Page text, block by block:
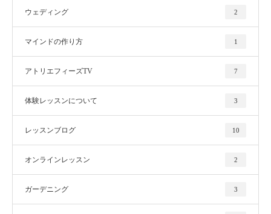
ウェディング 2
マインドの作り方 1
アトリエフィーズTV 7
体験レッスンについて 3
レッスンブログ 10
オンラインレッスン 2
ガーデニング 3